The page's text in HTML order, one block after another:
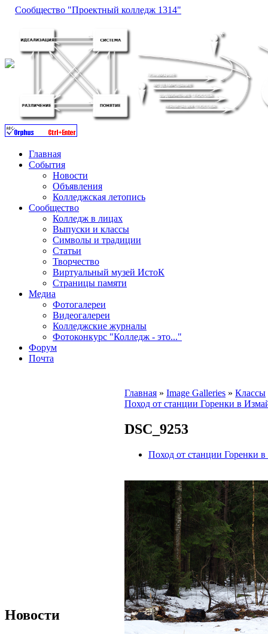
Сообщество "Проектный колледж 1314"
Главная
События
Новости
Объявления
Колледжская летопись
Сообщество
Колледж в лицах
Выпуски и классы
Символы и традиции
Статьи
Творчество
Виртуальный музей ИстоК
Страницы памяти
Медиа
Фотогалереи
Видеогалереи
Колледжские журналы
Фотоконкурс "Колледж - это..."
Форум
Почта
Новости
Главная » Image Galleries » Классы
Поход от станции Горенки в
DSC_9253
Поход от станции Горенки